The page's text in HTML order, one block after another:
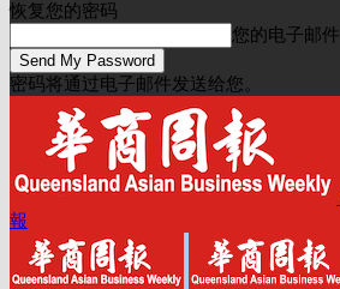
恢复您的密码
您的电子邮件
密码将通过电子邮件发送给您。
報